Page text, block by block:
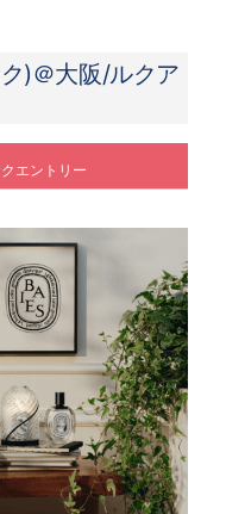
)＠大阪/ルクア
エントリー